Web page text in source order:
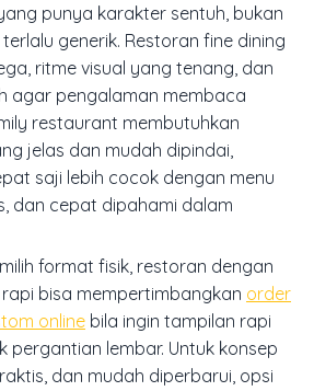
punya karakter sentuh, bukan
generik. Restoran fine dining
ritme visual yang tenang, dan
agar pengalaman membaca
restaurant membutuhkan
jelas dan mudah dipindai,
saji lebih cocok dengan menu
dan cepat dipahami dalam
format fisik, restoran dengan
bisa mempertimbangkan order
online bila ingin tampilan rapi
pergantian lembar. Untuk konsep
dan mudah diperbarui, opsi